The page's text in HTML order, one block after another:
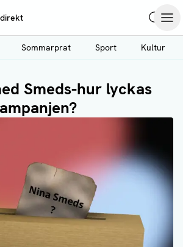
Sommarprat Sport Kultur
Smeds-hur lyckas